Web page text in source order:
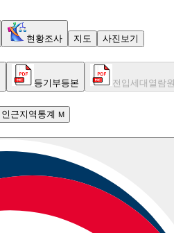
현황조사 지도 사진보기
등기부등본 전입세대열람원
인근지역통계 M